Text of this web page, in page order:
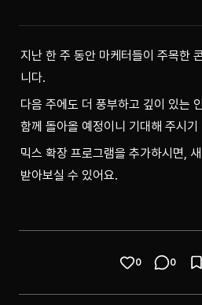
지난 한 주 동안 마케터들이 주목한
니다.
다음 주에도 더 풍부하고 깊이 있는
함께 돌아올 예정이니 기대해 주시기
믹스 확장 프로그램을 추가하시면,
받아보실 수 있어요.
0 0